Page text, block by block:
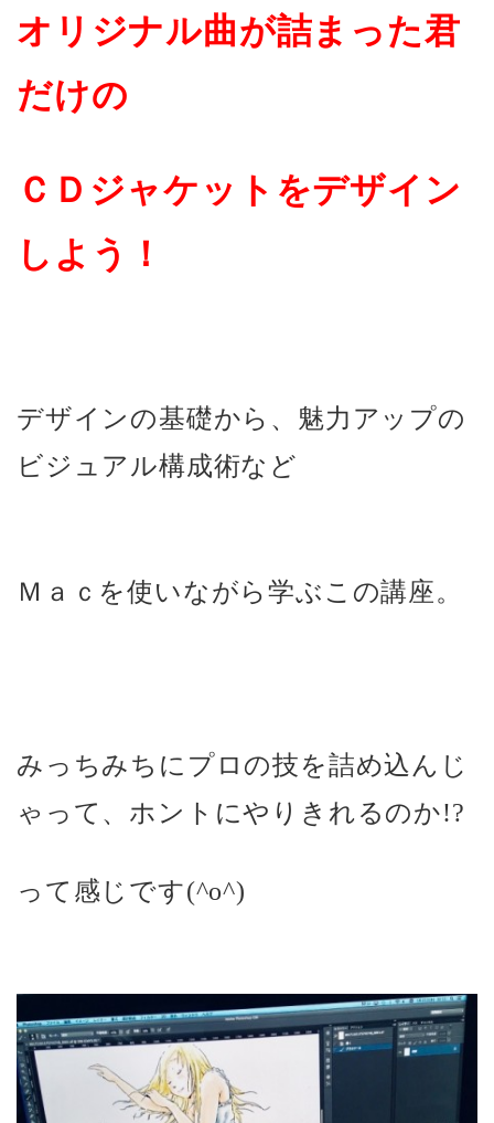
オリジナル曲が詰まった君
だけの
ＣＤジャケットをデザイ ン
しよう！
デザインの基礎から、魅力アップの
ビジュアル構成術な ど
Ｍａｃを使いながら学ぶこの講座。
みっちみちにプロの技を詰め込んじ
ゃって、ホントにやりきれるのか!?
って感じです(^o^)